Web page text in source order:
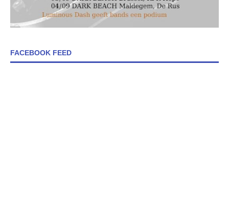
FACEBOOK FEED